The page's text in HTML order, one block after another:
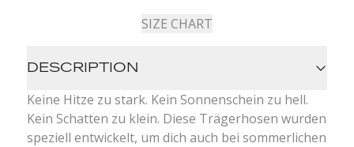
SIZE CHART
DESCRIPTION
Keine Hitze zu stark. Kein Sonnenschein zu hell.
Kein Schatten zu klein. Diese Trägerhosen wurden
speziell entwickelt, um dich auch bei sommerlichen